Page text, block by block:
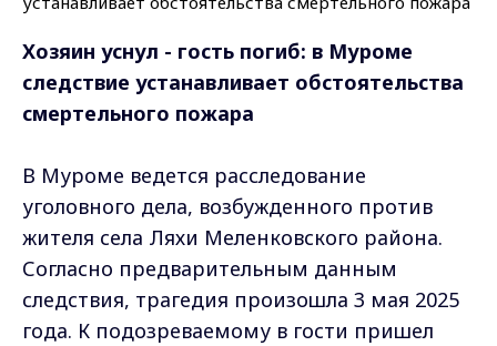
Хозяин уснул - гость погиб: в Муроме
следствие устанавливает обстоятельства
смертельного пожара
В Муроме ведется расследование
уголовного дела, возбужденного против
жителя села Ляхи Меленковского района.
Согласно предварительным данным
следствия, трагедия произошла 3 мая 2025
года. К подозреваемому в гости пришел